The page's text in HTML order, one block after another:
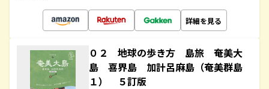
詳細を見る
０２ 地球の歩き方 島旅 奄美大
島 喜界島 加計呂麻島（奄美群島
１） ５訂版